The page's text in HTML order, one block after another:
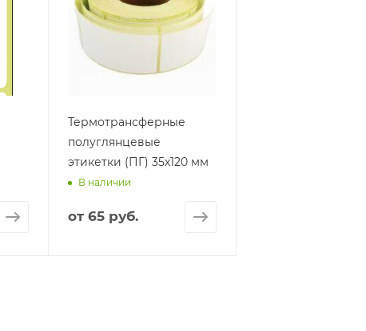
Термотрансферные
полуглянцевые
этикетки (ПГ) 35х120 мм
В наличии
от 65 руб.